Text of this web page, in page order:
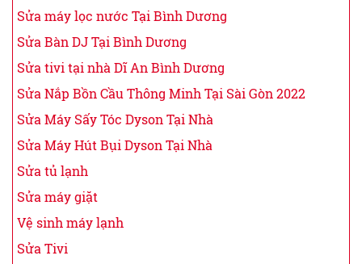
Sửa máy lọc nước Tại Bình Dương
Sửa Bàn DJ Tại Bình Dương
Sửa tivi tại nhà Dĩ An Bình Dương
Sửa Nắp Bồn Cầu Thông Minh Tại Sài Gòn 2022
Sửa Máy Sấy Tóc Dyson Tại Nhà
Sửa Máy Hút Bụi Dyson Tại Nhà
Sửa tủ lạnh
Sửa máy giặt
Vệ sinh máy lạnh
Sửa Tivi